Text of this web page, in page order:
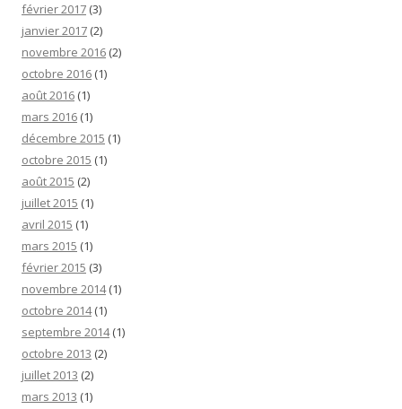
février 2017 (3)
janvier 2017 (2)
novembre 2016 (2)
octobre 2016 (1)
août 2016 (1)
mars 2016 (1)
décembre 2015 (1)
octobre 2015 (1)
août 2015 (2)
juillet 2015 (1)
avril 2015 (1)
mars 2015 (1)
février 2015 (3)
novembre 2014(1)
octobre 2014(1)
septembre 2014(1)
octobre 2013 (2)
juillet 2013 (2)
mars 2013 (1)